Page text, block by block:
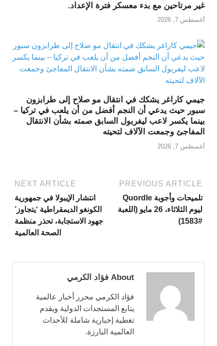
غير مرتاحين مع بدء معسكر فترة الإعداد.
أغسطس 7, 2026
جيمي كاراغر يشكك في انتقال مو صلاح إلى طرابزون
سبور حيث يدعي أن النجم أفضل من أن يلعب في تركيا –
بينما يكسر لاعب ليفربول السابق صمته بشأن الانتقال
المفاجئ وجمعت الآلاف لتحيته
أغسطس 7, 2026
PREVIOUS ARTICLE
تلميحات وأجوبة Quordle
ليوم الثلاثاء، 26 مايو (اللعبة
#1583)
NEXT ARTICLE
انتشار الإيبولا في جمهورية
الكونغو الديمقراطية ‘يتجاوز’
جهود الاستجابة، تحذر منظمة
الصحة العالمية
About فؤاد الكرمي
فؤاد الكرمي محرر أخبار عالمية
يتابع المستجدات الدولية ويقدم
تغطية إخبارية شاملة للأحداث
العالمية البارزة.